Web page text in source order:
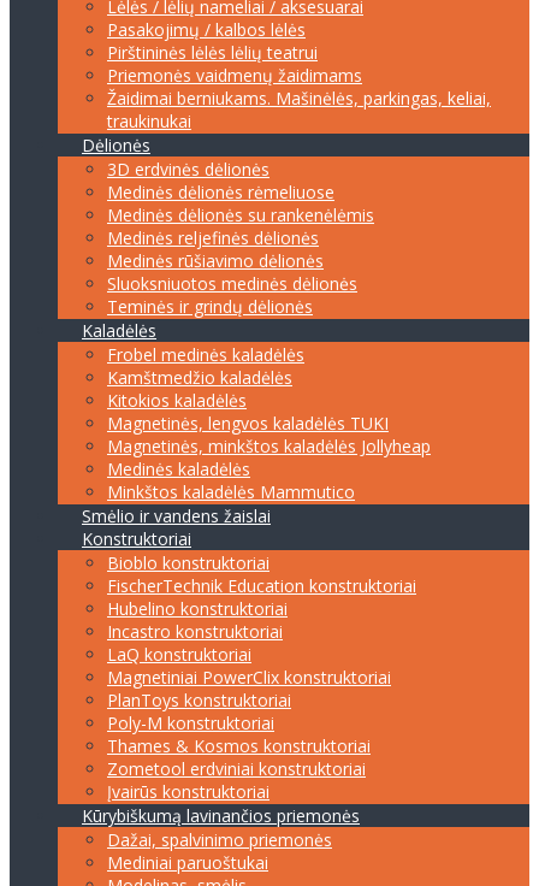
Lėlės / lėlių nameliai / aksesuarai
Pasakojimų / kalbos lėlės
Pirštininės lėlės lėlių teatrui
Priemonės vaidmenų žaidimams
Žaidimai berniukams. Mašinėlės, parkingas, keliai,
traukinukai
Dėlionės
3D erdvinės dėlionės
Medinės dėlionės rėmeliuose
Medinės dėlionės su rankenėlėmis
Medinės reljefinės dėlionės
Medinės rūšiavimo dėlionės
Sluoksniuotos medinės dėlionės
Teminės ir grindų dėlionės
Kaladėlės
Frobel medinės kaladėlės
Kamštmedžio kaladėlės
Kitokios kaladėlės
Magnetinės, lengvos kaladėlės TUKI
Magnetinės, minkštos kaladėlės Jollyheap
Medinės kaladėlės
Minkštos kaladėlės Mammutico
Smėlio ir vandens žaislai
Konstruktoriai
Bioblo konstruktoriai
FischerTechnik Education konstruktoriai
Hubelino konstruktoriai
Incastro konstruktoriai
LaQ konstruktoriai
Magnetiniai PowerClix konstruktoriai
PlanToys konstruktoriai
Poly-M konstruktoriai
Thames & Kosmos konstruktoriai
Zometool erdviniai konstruktoriai
Įvairūs konstruktoriai
Kūrybiškumą lavinančios priemonės
Dažai, spalvinimo priemonės
Mediniai paruoštukai